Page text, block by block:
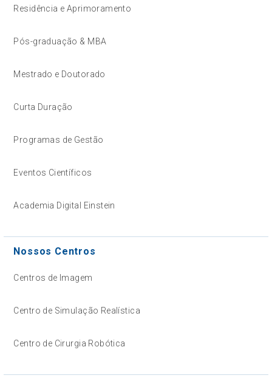
Residência e Aprimoramento
Pós-graduação & MBA
Mestrado e Doutorado
Curta Duração
Programas de Gestão
Eventos Científicos
Academia Digital Einstein
Nossos Centros
Centros de Imagem
Centro de Simulação Realística
Centro de Cirurgia Robótica